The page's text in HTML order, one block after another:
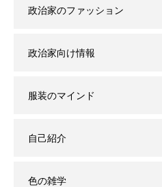
政治家のファッション
政治家向け情報
服装のマインド
自己紹介
色の雑学